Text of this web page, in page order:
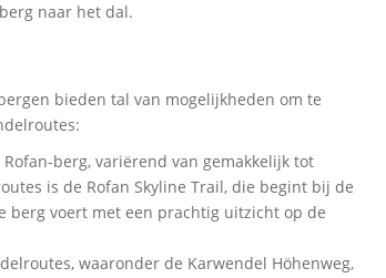
naar het dal.
bieden tal van mogelijkheden om te
berg, variërend van gemakkelijk tot
is de Rofan Skyline Trail, die begint bij de
berg voert met een prachtig uitzicht op de
waaronder de Karwendel Höhenweg,